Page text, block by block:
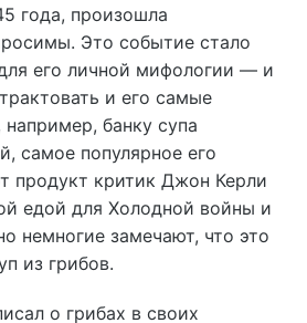
года, произошла
Это событие стало
его личной мифологии — и
и его самые
банку супа
самое популярное его
продукт критик Джон Керли
едой для Холодной войны и
немногие замечают, что это
из грибов.
о грибах в своих